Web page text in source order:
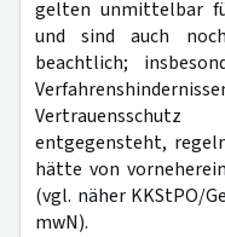
gelten unmittelbar
und sind auch
beachtlich;
entgegensteht,
hätte von
(vgl. näher KKStPO/
mwN).